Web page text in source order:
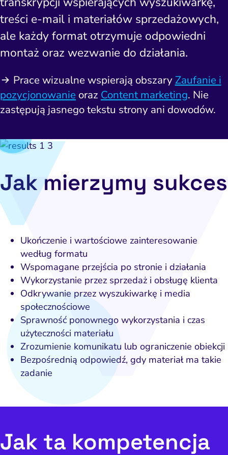
CRM i obsługa leadów
Ryzyko i zgodność
HubSpot
automation i CRM
wideo i wizualny
konwersji
Pozycjonowanie marki
SEO
media marketing
internetowe i landing
page
Widoczność lokalna
w AI Search
Zarządzanie reputacją
Napraw
Napraw
treści e-mail i materiałów sprzedażowych,
ale każdy format otrzymuje odpowiedni
montaż oraz wezwanie do działania.
Prace wizualne wspierają obszary Zaufanie i
pozycjonowanie oraz Content marketing. Nie
zastępują jasnego tekstu strony ani dowodów.
Jak mierzymy sukces
Ukończenie i wartościowe zainteresowanie
według formatu
Wspomagane przejścia po stronie i działania
Wykorzystanie przez sprzedaż i obsługę klienta
Odkrywanie przez wyszukiwarkę i media
społecznościowe
Sprawność ponownego wykorzystania i czas
użyteczności materiału
Zrozumienie komunikatu lub ograniczenie obiekcji
Bezpośrednią odpowiedź, gdy materiał ma takie
zadanie
Jak ta kompetencja